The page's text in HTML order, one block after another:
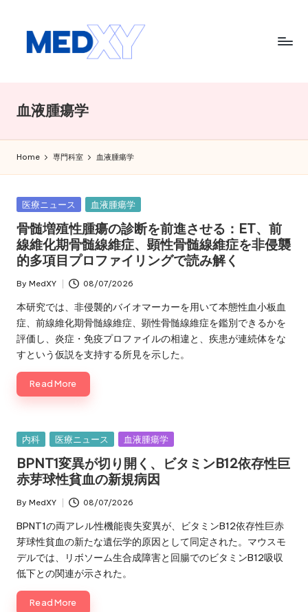
e
d
x
y
A
I
血液腫瘍学
Home 専門科室 血液腫瘍学
Posted
医療ニュース 血液腫瘍学
骨髄増殖性腫瘍の診断を前進させる：ET、前
線維化期骨髄線維症、顕性骨髄線維症を非侵襲
的多項目プロファイリングで読み解く
Posted
by
By MedXY 08/07/2026
本研究では、非侵襲的バイオマーカーを用いて本態性血小板血
症、前線維化期骨髄線維症、顕性骨髄線維症を鑑別できるかを
評価し、炎症・免疫プロファイルの相違と、疾患が連続体をな
すという仮説を支持する所見を示した。
Read More
Posted
内科 医療ニュース 血液腫瘍学
BPNT1変異が切り開く、ビタミンB12依存性巨
赤芽球性貧血の新規病因
Posted
by
By MedXY 08/07/2026
BPNT1の両アレル性機能喪失変異が、ビタミンB12依存性巨赤
芽球性貧血の新たな遺伝学的原因として同定された。マウスモ
デルでは、リボソーム生合成障害と回腸でのビタミンB12吸収
低下との関連が示された。
Read More